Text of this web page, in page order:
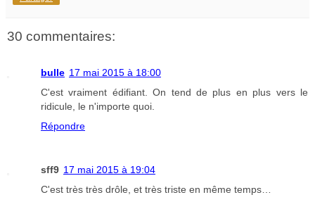
30 commentaires:
bulle 17 mai 2015 à 18:00
C'est vraiment édifiant. On tend de plus en plus vers le
ridicule, le n'importe quoi.
Répondre
sff9 17 mai 2015 à 19:04
C'est très très drôle, et très triste en même temps…